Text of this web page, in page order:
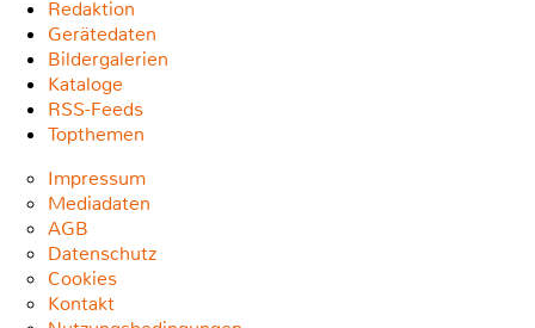
Redaktion
Gerätedaten
Bildergalerien
Kataloge
RSS-Feeds
Topthemen
Impressum
Mediadaten
AGB
Datenschutz
Cookies
Kontakt